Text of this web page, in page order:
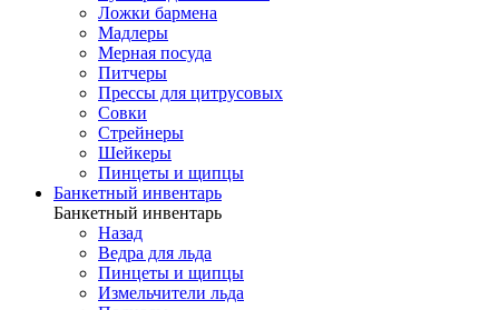
Ложки бармена
Мадлеры
Мерная посуда
Питчеры
Прессы для цитрусовых
Совки
Стрейнеры
Шейкеры
Пинцеты и щипцы
Банкетный инвентарь
Банкетный инвентарь
Назад
Ведра для льда
Пинцеты и щипцы
Измельчители льда